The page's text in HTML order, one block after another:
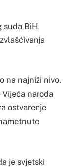
suda BiH,
na najniži nivo.
naroda
ostvarenje
je svjetski